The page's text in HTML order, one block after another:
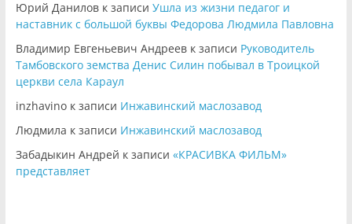
Юрий Даниловк записи Ушла из жизни педагог и
наставник с большой буквы Федорова Людмила Павловна
Владимир Евгеньевич Андреевк записи Руководитель
Тамбовского земства Денис Силин побывал в Троицкой
церкви села Караул
inzhavinoк записи Инжавинский маслозавод
Людмила к записи Инжавинский маслозавод
Забадыкин Андрей к записи «КРАСИВКА ФИЛЬМ»
представляет